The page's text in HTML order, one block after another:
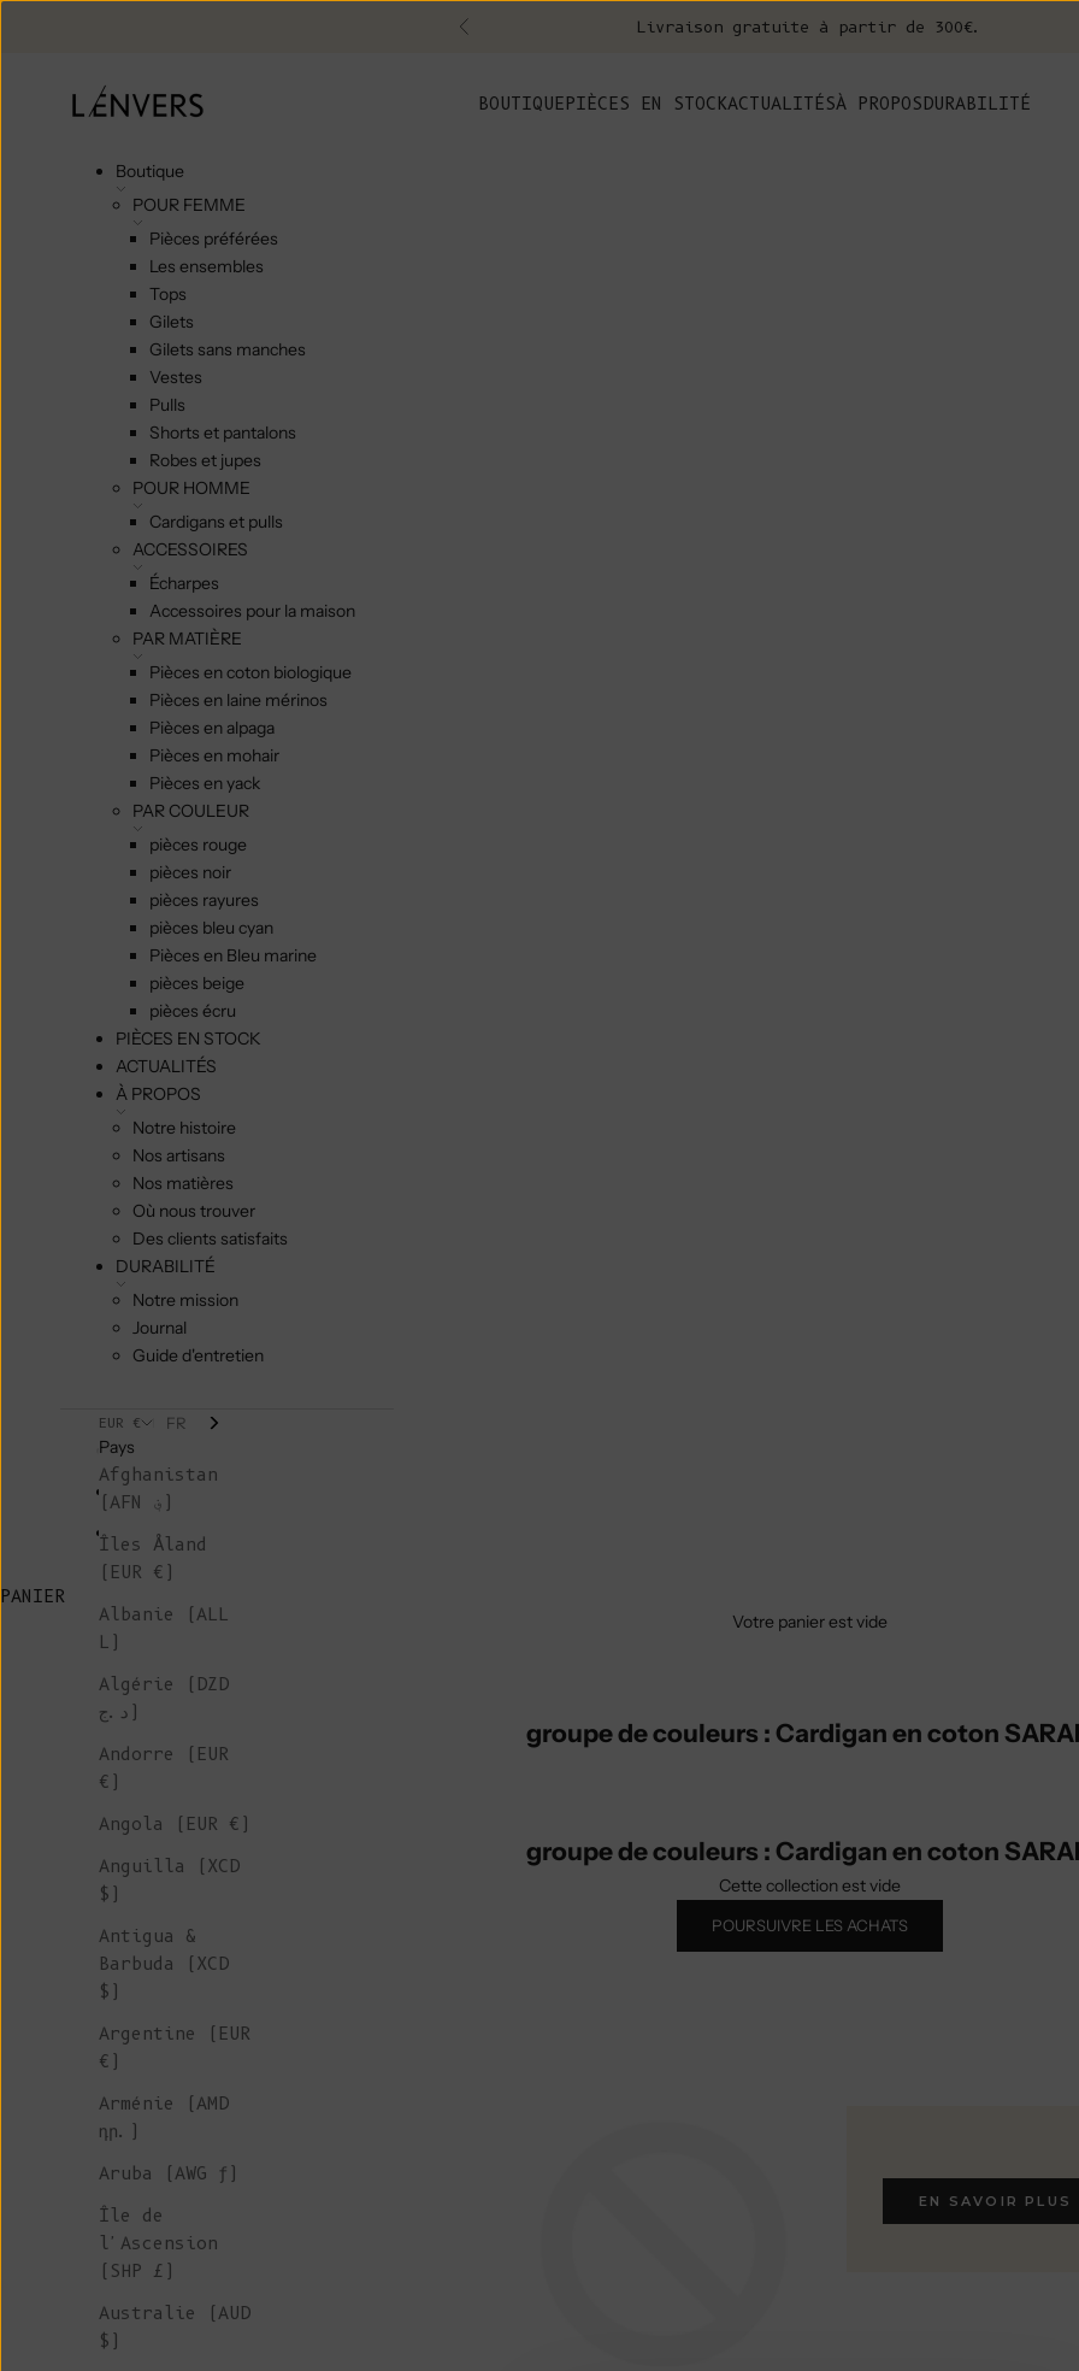
Précédent Livraison gratuite à partir de 300€.
L'ENVERS BOUTIQUEPIÈCES EN STOCKACTUALITÉSÀ PROPOSDURABILITÉ
Boutique
POUR FEMME
Pièces préférées
Les ensembles
Tops
Gilets
Gilets sans manches
Vestes
Pulls
Shorts et pantalons
Robes et jupes
POUR HOMME
Cardigans et pulls
ACCESSOIRES
Écharpes
Accessoires pour la maison
PAR MATIÈRE
Pièces en coton biologique
Pièces en laine mérinos
Pièces en alpaga
Pièces en mohair
Pièces en yack
PAR COULEUR
pièces rouge
pièces noir
pièces rayures
pièces bleu cyan
Pièces en Bleu marine
pièces beige
pièces écru
PIÈCES EN STOCK
ACTUALITÉS
À PROPOS
Notre histoire
Nos artisans
Nos matières
Où nous trouver
Des clients satisfaits
DURABILITÉ
Notre mission
Journal
Guide d'entretien
EUR €
Pays
Afghanistan
(AFN ؋)
Îles Åland
(EUR €)
Albanie (ALL
L)
Algérie (DZD
د.ج)
Andorre (EUR
€)
Angola (EUR €)
Anguilla (XCD
$)
Antigua &
Barbuda (XCD
$)
Argentine (EUR
€)
Arménie (AMD
դր.)
Aruba (AWG ƒ)
Île de
l'Ascension
(SHP £)
Australie (AUD
$)
FR
PANIER
Votre panier est vide
groupe de couleurs : Cardigan en coton
groupe de couleurs : Cardigan en coton
Cette collection est vide
POURSUIVRE LES ACHATS
EN SAVOIR PLUS